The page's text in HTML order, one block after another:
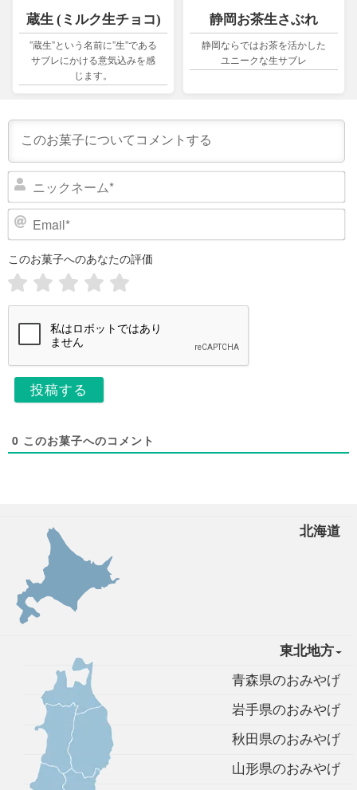
北海道
東北地方
青森県のおみやげ
岩手県のおみやげ
秋田県のおみやげ
山形県のおみやげ
蔵生 (ミルク生チョコ)
”蔵生”という名前に”生”である
サブレにかける意気込みを感
じます。
静岡お茶生さぶれ
静岡ならではお茶を活かした
ユニークな生サブレ
ッ
ク
このお菓子へのあなたの評価
0 このお菓子へのコメント